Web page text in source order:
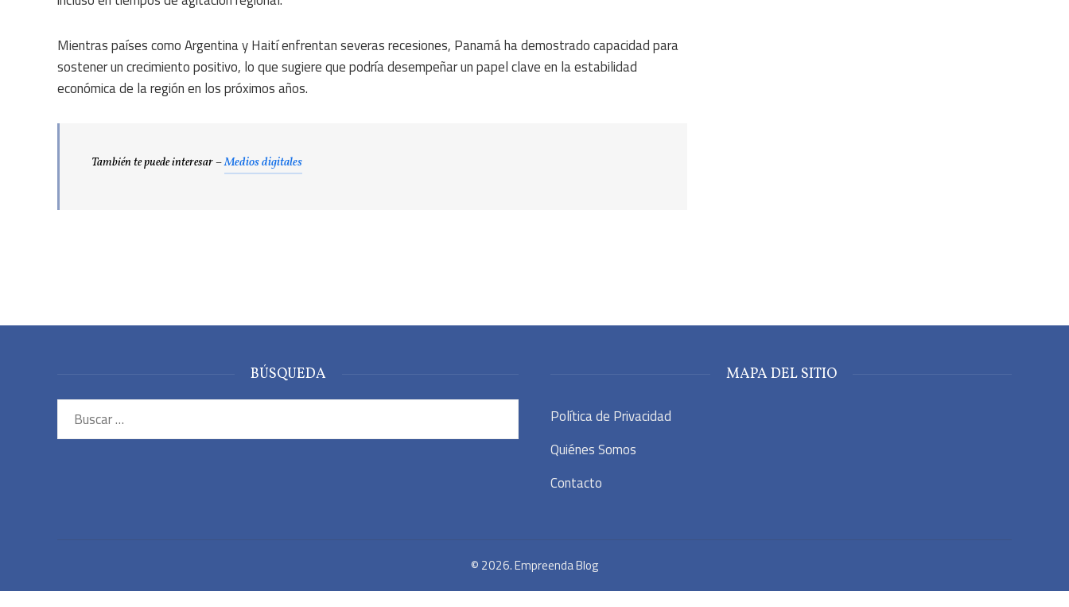
Mientras países como Argentina y Haití enfrentan severas recesiones, Panamá ha demostrado capacidad para
sostener un crecimiento positivo, lo que sugiere que podría desempeñar un papel clave en la estabilidad
económica de la región en los próximos años.
También te puede interesar –Medios digitales
BÚSQUEDA MAPA DEL SITIO
Política de Privacidad
Quiénes Somos
Contacto
© 2026. Empreenda Blog